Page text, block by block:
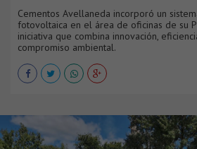
Cementos Avellaneda incorporó un
fotovoltaica en el área de oficinas de su
iniciativa que combina innovación,
compromiso ambiental.